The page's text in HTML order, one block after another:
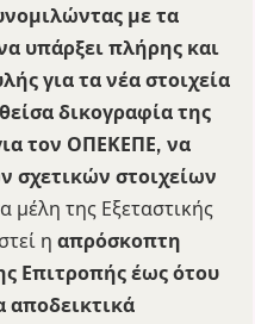
με τα
υπάρξει πλήρης και
για τα νέα στοιχεία
δικογραφία της
τον ΟΠΕΚΕΠΕ, να
σχετικών στοιχείων
μέλη της Εξεταστικής
η απρόσκοπτη
Επιτροπής έως ότου
αποδεικτικά